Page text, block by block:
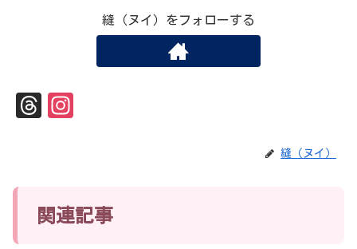
縫（ヌイ）をフォローする
Th
m
縫（ヌイ）
関連記事